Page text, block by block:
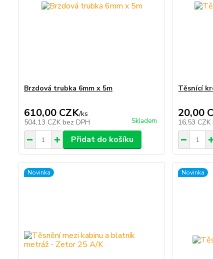
Brzdová trubka 6mm x 5m
610,00 CZK/ks
504,13 CZK bez DPH Skladem
Přidat do košíku
Těsnící
20,00
16,53 CZK
Novinka Novinka